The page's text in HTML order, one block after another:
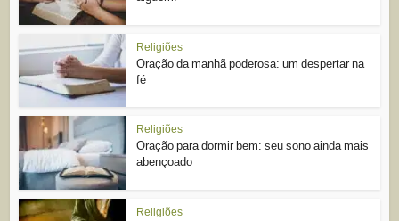
Religiões
Oração da manhã poderosa: um despertar na
fé
Religiões
Oração para dormir bem: seu sono ainda mais
abençoado
Religiões